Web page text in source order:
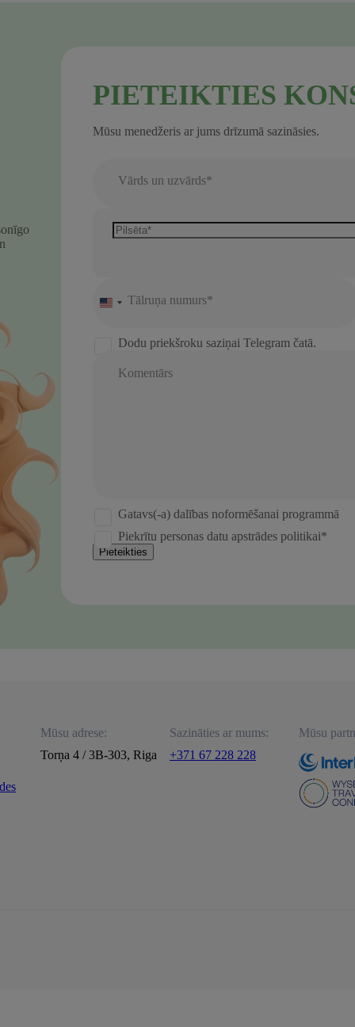
PIETEIKTIES
Mūsu menedžeris ar jums drīzumā sazināsies.
Vārds un uzvārds*
UnitedTālruņa numurs*
Dodu priekšroku saziņai Telegram čatā.
Komentārs
Gatavs(-a) dalības noformēšanai programmā
Piekrītu personas datu apstrādes politikai*
Pieteikties
Mūsu adrese:
Torņa 4 / 3B-303, Riga
Sazināties ar mums:
+371 67 228 228
Mūsu